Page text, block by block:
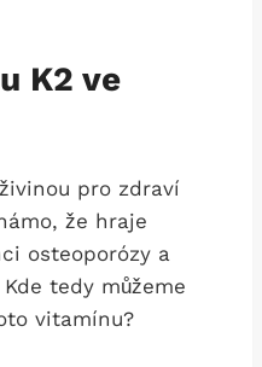
K2 ve
pro zdraví
že hraje
osteoporózy a
tedy můžeme
vitamínu?